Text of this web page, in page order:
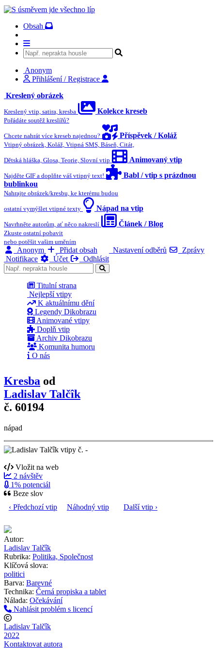
Obsah
Anonym
Přihlášení / Registrace
Kreslený obrázek
Kreslený vtip, satira, kresba Kolekce kreseb
Pořádáte soutěž kreslířů?
Chcete nahrát více kreseb najednou? Příspěvek / Koláž
Vtipný obrázek, Koláž, Vtipná SMS, Báseň, Citát,
Dětská hláška, Glosa, Teorie, Slovní vtip Animovaný vtip
Najděte GIF a doplňte váš vtipný text!
Babl / vtip s prázdnou
bublinkou
Nahrajte obrázek/kresbu, ke kterému budou
ostatní vymýšlet vtipné texty Nápad na vtip
Navrhněte autorům, ať něco nakreslí Článek / Blog
Zkuste ostatní pobavit
nebo potěšit vašim uměním
Anonym Přidat obsah Nastavení odběrů
Zprávy
Notifikace
Účet Odhlásit
Titulní strana
Nejlepší vtipy
K aktuálnímu dění
Legendy Dikobrazu
Animované vtipy
Doplň vtip
Archiv Dikobrazu
Komunita humoru
O nás
Kresba od
Ladislav Talčîk
č. 60194
nápad
Vložit na web
2 návštěv
1% potenciál
Beze slov
‹ Předchozí vtip
Náhodný vtip Další vtip ›
Autor:
Ladislav Talčîk
Rubrika: Politika, Společnost
Klíčová slova:
politici
Barva: Barevné
Technika: Černá propiska a tablet
Nálada: Očekávání
Nahlásit problém s licencí
Ladislav Talčîk
2022
Kontaktovat autora